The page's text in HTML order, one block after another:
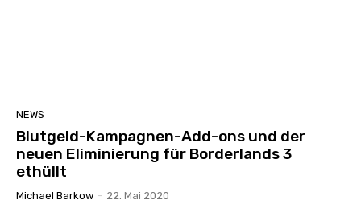
NEWS
Blutgeld-Kampagnen-Add-ons und der
neuen Eliminierung für Borderlands 3
ethüllt
Michael Barkow - 22. Mai 2020